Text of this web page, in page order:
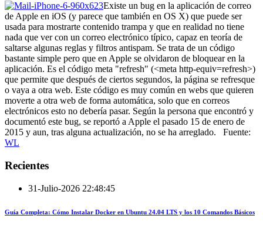
Existe un bug en la aplicación de correo
de Apple en iOS (y parece que también en OS X) que puede ser
usada para mostrarte contenido trampa y que en realidad no tiene
nada que ver con un correo electrónico típico, capaz en teoría de
saltarse algunas reglas y filtros antispam. Se trata de un código
bastante simple pero que en Apple se olvidaron de bloquear en la
aplicación. Es el código meta "refresh" (<meta http-equiv=refresh>)
que permite que después de ciertos segundos, la página se refresque
o vaya a otra web. Este código es muy común en webs que quieren
moverte a otra web de forma automática, solo que en correos
electrónicos esto no debería pasar. Según la persona que encontró y
documentó este bug, se reportó a Apple el pasado 15 de enero de
2015 y aun, tras alguna actualización, no se ha arreglado. Fuente:
WL
Recientes
31-Julio-2026 22:48:45
Guía Completa: Cómo Instalar Docker en Ubuntu 24.04 LTS y los 10 Comandos Básicos